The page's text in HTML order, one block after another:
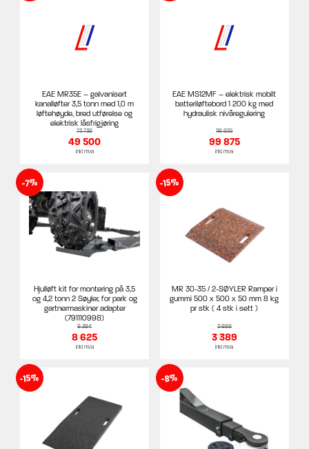
EAE MR35E – galvanisert
kanalløfter 3,5 tonn med 1,0 m
løftehøyde, bred utførelse og
elektrisk låsfrigjøring
73 738
49 500
inkl mva
EAE MS12MF – elektrisk mobilt
batteriløftebord 1 200 kg med
hydraulisk nivåregulering
118 855
99 875
inkl mva
-7%
Hjulløft kit for montering på 3,5
og 4,2 tonn 2 Søyler, for park og
gartnermaskiner adapter
(791110998)
9 284
8 625
inkl mva
-15%
MR 30-35 / 2-SØYLER Ramper i
gummi 500 x 500 x 50 mm 8 kg
pr stk ( 4 stk i sett )
3 988
3 389
inkl mva
-15% -8%